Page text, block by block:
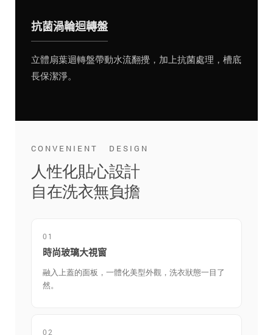
抗菌渦輪迴轉盤
立體扇葉迴轉盤帶動水流翻攪，加上抗菌處理，槽底
長保潔淨。
CONVENIENT DESIGN
人性化貼心設計
自在洗衣無負擔
01
時尚玻璃大視窗
融入上蓋的面板，一體化美型外觀，洗衣狀態一目了
然。
02